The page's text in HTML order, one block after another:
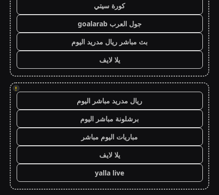
كورة سيتي
جول العرب goalarab
بث مباشر ريال مدريد اليوم
يلا لايف
!
ريال مدريد مباشر اليوم
برشلونة مباشر اليوم
مباريات اليوم مباشر
يلا لايف
yalla live